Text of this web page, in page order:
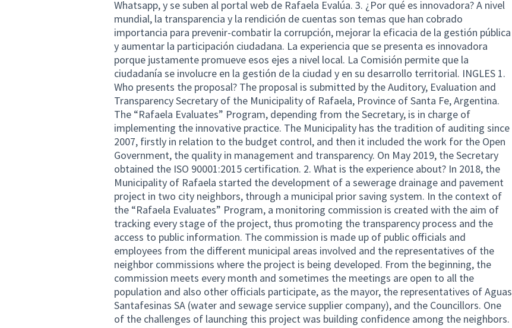
Whatsapp, y se suben al portal web de Rafaela Evalúa. 3. ¿Por qué es innovadora? A nivel
mundial, la transparencia y la rendición de cuentas son temas que han cobrado
importancia para prevenir-combatir la corrupción, mejorar la eficacia de la gestión pública
y aumentar la participación ciudadana. La experiencia que se presenta es innovadora
porque justamente promueve esos ejes a nivel local. La Comisión permite que la
ciudadanía se involucre en la gestión de la ciudad y en su desarrollo territorial. INGLES 1.
Who presents the proposal? The proposal is submitted by the Auditory, Evaluation and
Transparency Secretary of the Municipality of Rafaela, Province of Santa Fe, Argentina.
The “Rafaela Evaluates” Program, depending from the Secretary, is in charge of
implementing the innovative practice. The Municipality has the tradition of auditing since
2007, firstly in relation to the budget control, and then it included the work for the Open
Government, the quality in management and transparency. On May 2019, the Secretary
obtained the ISO 90001:2015 certification. 2. What is the experience about? In 2018, the
Municipality of Rafaela started the development of a sewerage drainage and pavement
project in two city neighbors, through a municipal prior saving system. In the context of
the “Rafaela Evaluates” Program, a monitoring commission is created with the aim of
tracking every stage of the project, thus promoting the transparency process and the
access to public information. The commission is made up of public officials and
employees from the different municipal areas involved and the representatives of the
neighbor commissions where the project is being developed. From the beginning, the
commission meets every month and sometimes the meetings are open to all the
population and also other officials participate, as the mayor, the representatives of Aguas
Santafesinas SA (water and sewage service supplier company), and the Councillors. One
of the challenges of launching this project was building confidence among the neighbors.